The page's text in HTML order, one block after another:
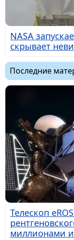
NASA
скрывает
Последние
Телескоп
миллионами